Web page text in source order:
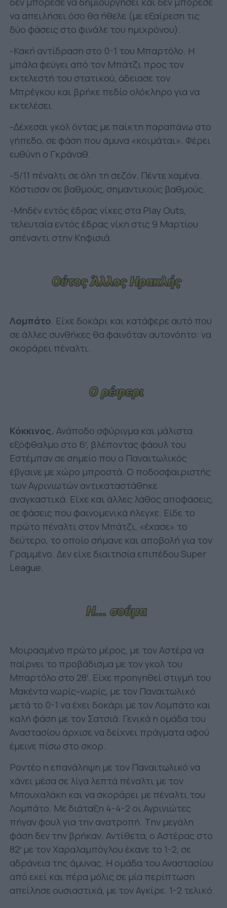
να απειλήσει όσο θα ήθελε (με εξαίρεση τις
δύο φάσεις στο φινάλε του ημιχρόνου).
-Κακή αντίδραση στο 0-1 του Μπαρτόλο. Η
μπάλα φεύγει από τον Μπάτζι προς τον
εκτελεστή του στατικού, άδειασε τον
Μπρέγκου και βρήκε πεδίο ολόκληρο για να
εκτελέσει.
-Δέχεσαι γκολ όντας με παίκτη παραπάνω στο
γήπεδο, σε φάση που άμυνα «κοιμάται». Φέρει
ευθύνη ο Γκράναθ.
-5/11 πέναλτι σε όλη τη σεζόν. Πέντε χαμένα.
Κόστισαν σε βαθμούς, σημαντικούς βαθμούς.
-Μηδέν εντός έδρας νίκες στα Play Outs,
τελευταία εντός έδρας νίκη στις 9 Μαρτίου
απέναντι στην Κηφισιά.
Λομπάτο. Είχε δοκάρι και κατάφερε αυτό που
σε άλλες συνθήκες θα φαινόταν αυτονόητο: να
σκοράρει πέναλτι.
Κόκκινος. Ανάποδο σφύριγμα και μάλιστα
εξόφθαλμο στο 6′, βλέποντας φάουλ του
Εστέμπαν σε σημείο που ο Παναιτωλικός
έβγαινε με χώρο μπροστά. Ο ποδοσφαιριστής
των Αγρινιωτών αντικαταστάθηκε
αναγκαστικά. Είχε και άλλες λάθος αποφάσεις,
σε φάσεις που φαινομενικά ήλεγχε. Είδε το
πρώτο πέναλτι στον Μπάτζι, «έχασε» το
δεύτερο, το οποίο σήμανε και αποβολή για τον
Γραμμένο. Δεν είχε διαιτησία επιπέδου Super
League.
Μοιρασμένο πρώτο μέρος, με τον Αστέρα να
παίρνει το προβάδισμα με τον γκολ του
Μπαρτόλο στο 28′. Είχε προηγηθεί στιγμή του
Μακέντα νωρίς-νωρίς, με τον Παναιτωλικό
μετά το 0-1 να έχει δοκάρι με τον Λομπάτο και
καλή φάση με τον Σατσιά. Γενικά η ομάδα του
Αναστασίου άρχισε να δείχνει πράγματα αφού
έμεινε πίσω στο σκορ.
Ροντέο η επανάληψη με τον Παναιτωλικό να
χάνει μέσα σε λίγα λεπτά πέναλτι με τον
Μπουχαλάκη και να σκοράρει με πέναλτι του
Λομπάτο. Με διάταξη 4-4-2 οι Αγρινιώτες
πήγαν φουλ για την ανατροπή. Την μεγάλη
φάση δεν την βρήκαν. Αντίθετα, ο Αστέρας στο
82′ με τον Χαραλαμπόγλου έκανε το 1-2, σε
αδράνεια της άμυνας. Η ομάδα του Αναστασίου
από εκεί και πέρα μόλις σε μία περίπτωση
απείλησε ουσιαστικά, με τον Αγκίρε. 1-2 τελικό.